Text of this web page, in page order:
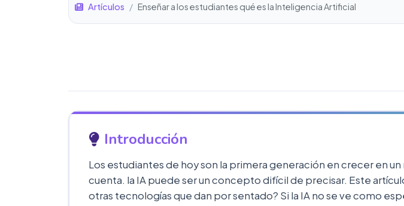
Artículos / Enseñar a los estudiantes qué es la Inteligencia Artificial
Introducción
Los estudiantes de hoy son la primera generación en crecer en
cuenta. la IA puede ser un concepto difícil de precisar. Este
otras tecnologías que dan por sentado? Si la IA no se ve como